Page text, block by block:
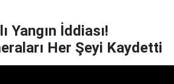
Yangın İddiası!
Her Şeyi Kaydetti